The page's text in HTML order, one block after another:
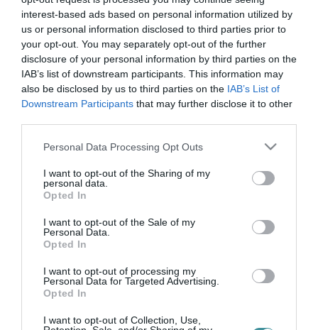
interest-based ads based on personal information utilized by
us or personal information disclosed to third parties prior to
your opt-out. You may separately opt-out of the further
disclosure of your personal information by third parties on the
IAB’s list of downstream participants. This information may
also be disclosed by us to third parties on the IAB’s List of
Downstream Participants that may further disclose it to other
Please note that this website/app uses one or more Google
not limited to your visit or usage behaviour. You may click to
grant or deny consent to Google and its third-party tags to
use your data for below specified purposes in below Google
consent section.
Personal Data Processing Opt Outs
I want to opt-out of the Sharing of my
personal data.
Opted In
I want to opt-out of the Sale of my
Personal Data.
Opted In
I want to opt-out of processing my
Personal Data for Targeted Advertising.
Opted In
I want to opt-out of Collection, Use,
tófalu
A FACEBOOKON SZIDTA A RENDŐRÖKET EGY TÓFALUI FÉRFI,
KÖZMUNKÁRA FOGNÁK
2021. november 29|Környék ügye
mivel a háza előtt, az utcán nagyobb csoport gyűlt össze, akik
TÓFALUN TŰNT EL FÉLMILLIÁRD FORINT KÖZPÉNZ
Egymilliárd forint közeli összegből építették azt a
szarvasmarhatartó telepet Tófalun, amelyre Süli János volt
támogatást kapott évekkel e...